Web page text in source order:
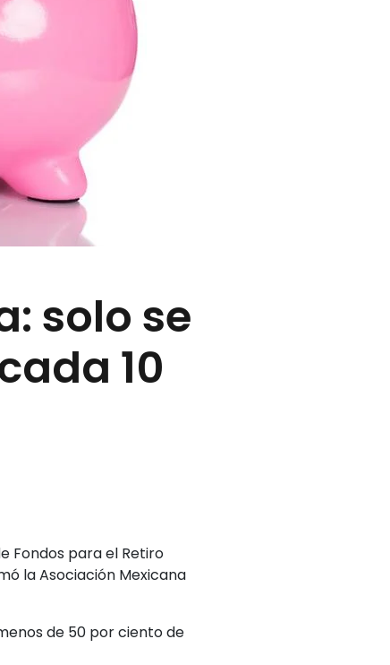
solo se
10
Fondos para el Retiro
la Asociación Mexicana
de 50 por ciento de